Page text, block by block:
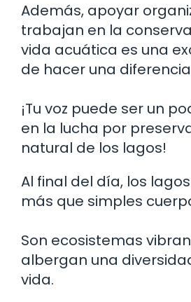
Además, apoyar
trabajan en la
vida acuática es una
de hacer una
¡Tu voz puede ser un
en la lucha por
natural de los lagos!
Al final del día, los
más que simples
Son ecosistemas
albergan una
vida.